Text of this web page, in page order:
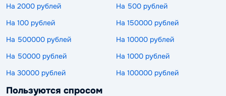
На 2000 рублей
На 500 рублей
На 100 рублей
На 150000 рублей
На 500000 рублей
На 10000 рублей
На 50000 рублей
На 1000 рублей
На 30000 рублей
На 100000 рублей
Пользуются спросом